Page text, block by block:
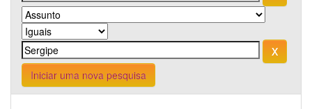
Iniciar uma nova pesquisa